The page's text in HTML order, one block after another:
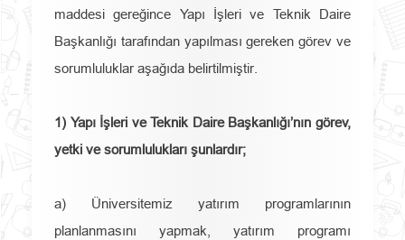
maddesi gereğince Yapı İşleri ve Teknik Daire
Başkanlığı tarafından yapılması gereken görev ve
sorumluluklar aşağıda belirtilmiştir.
1) Yapı İşleri ve Teknik Daire Başkanlığı’nın görev,
yetki ve sorumlulukları şunlardır;
a) Üniversitemiz yatırım programlarının
planlanmasını yapmak, yatırım programı